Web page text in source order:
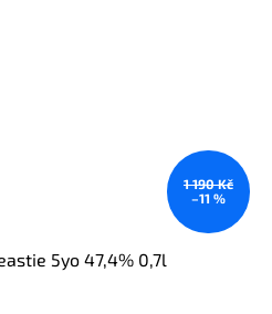
1 190 Kč
–11 %
5yo 47,4% 0,7l